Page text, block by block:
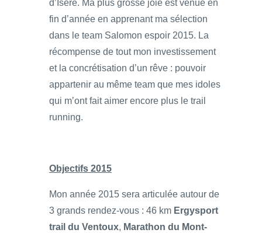
d’Isère. Ma plus grosse joie est venue en
fin d’année en apprenant ma sélection
dans le team Salomon espoir 2015. La
récompense de tout mon investissement
et la concrétisation d’un rêve : pouvoir
appartenir au même team que mes idoles
qui m’ont fait aimer encore plus le trail
running.
Objectifs 2015
Mon année 2015 sera articulée autour de
3 grands rendez-vous : 46 km Ergysport
trail du Ventoux, Marathon du Mont-